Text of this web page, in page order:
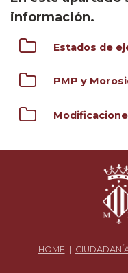
información.
Estados de
PMP y
HOME|